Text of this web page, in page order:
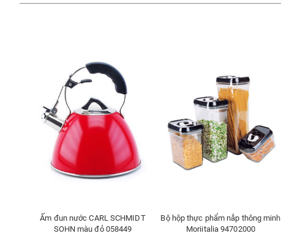
Ấm đun nước CARL SCHMIDT
SOHN màu đỏ 058449
Bộ hộp thực phẩm nắp thông minh
Moriitalia 94702000